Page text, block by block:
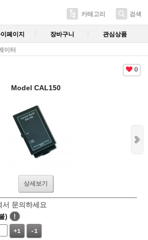
카테고리 검색
페이지 장바구니 관심상품
이터
0
Model CAL150
상세보기
서 문의하세요
)
!
+1 -1